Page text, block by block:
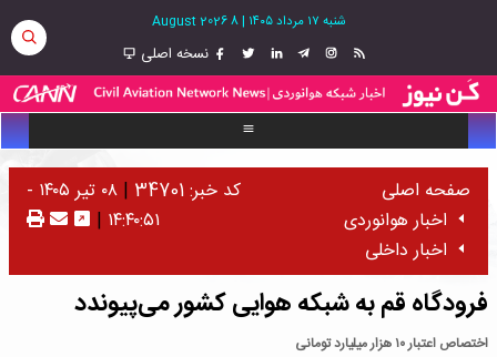
شنبه ۱۷ مرداد ۱۴۰۵ |
8 August 2026
نسخه اصلی
صفحه اصلی
اخبار هوانوردی
اخبار داخلی
کد خبر: 34701 |
۰۸ تیر ۱۴۰۵ -
۱۴:۴۰:۵۱ |
فرودگاه قم به شبکه هوایی کشور می‌‌پیوندد
اختصاص اعتبار ۱۰ هزار میلیارد تومانی